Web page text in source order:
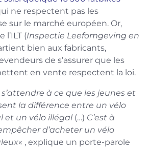
ne respectent pas les
sur le marché européen. Or,
l’ILT (Inspectie Leefomgeving en
bien aux fabricants,
de s’assurer que les
en vente respectent la loi.
à ce que les jeunes et
la différence entre un vélo
et un vélo illégal(…) C’est à
d’acheter un vélo
« , explique un porte-parole